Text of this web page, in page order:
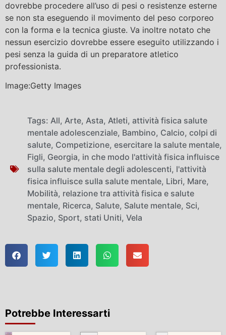
dovrebbe procedere all’uso di pesi o resistenze esterne
se non sta eseguendo il movimento del peso corporeo
con la forma e la tecnica giuste. Va inoltre notato che
nessun esercizio dovrebbe essere eseguito utilizzando i
pesi senza la guida di un preparatore atletico
professionista.
Image:Getty Images
Tags: All, Arte, Asta, Atleti, attività fisica salute
mentale adolescenziale, Bambino, Calcio, colpi di
salute, Competizione, esercitare la salute mentale,
Figli, Georgia, in che modo l'attività fisica influisce
sulla salute mentale degli adolescenti, l'attività
fisica influisce sulla salute mentale, Libri, Mare,
Mobilità, relazione tra attività fisica e salute
mentale, Ricerca, Salute, Salute mentale, Sci,
Spazio, Sport, stati Uniti, Vela
Potrebbe Interessarti